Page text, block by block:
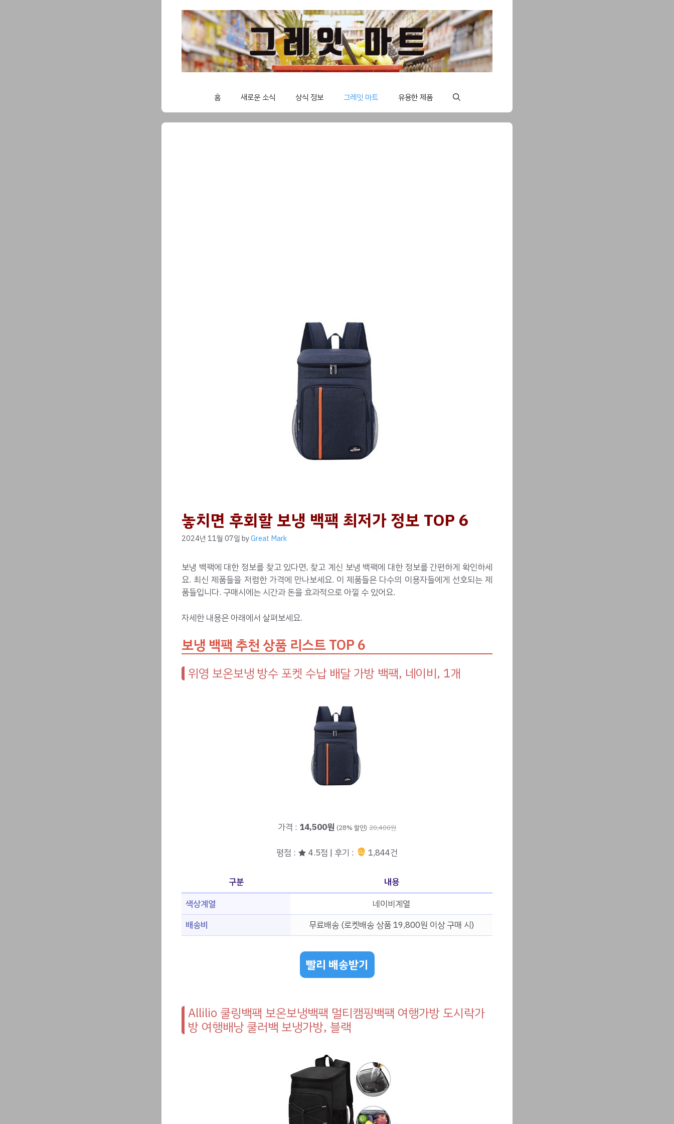
홈 새로운 소식 상식 정보 그레잇 마트 유용한 제품
놓치면 후회할 보냉 백팩 최저가 정보 TOP 6
2024년 11월 07일 byGreat Mark
보냉 백팩에 대한 정보를 찾고 있다면, 찾고 계신 보냉 백팩에 대한 정보를 간편하게 확인하세
요. 최신 제품들을 저렴한 가격에 만나보세요. 이 제품들은 다수의 이용자들에게 선호되는 제
품들입니다. 구매시에는 시간과 돈을 효과적으로 아낄 수 있어요.
자세한 내용은 아래에서 살펴보세요.
보냉 백팩 추천 상품 리스트 TOP 6
위영 보온보냉 방수 포켓 수납 배달 가방 백팩, 네이비, 1개
가격 : 14,500원 (28% 할인) 20,400원
평점 : ★ 4.5점 | 후기 : 1,844건
구분
내용
색상계열
네이비계열
배송비
무료배송 (로켓배송 상품 19,800원 이상 구매 시)
빨리 배송받기
Allilio 쿨링백팩 보온보냉백팩 멀티캠핑백팩 여행가방 도시락가
방 여행배낭 쿨러백 보냉가방, 블랙